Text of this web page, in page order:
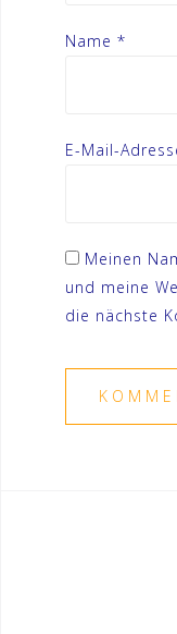
Name *
E-Mail-
Meinen
und meine
die nächste